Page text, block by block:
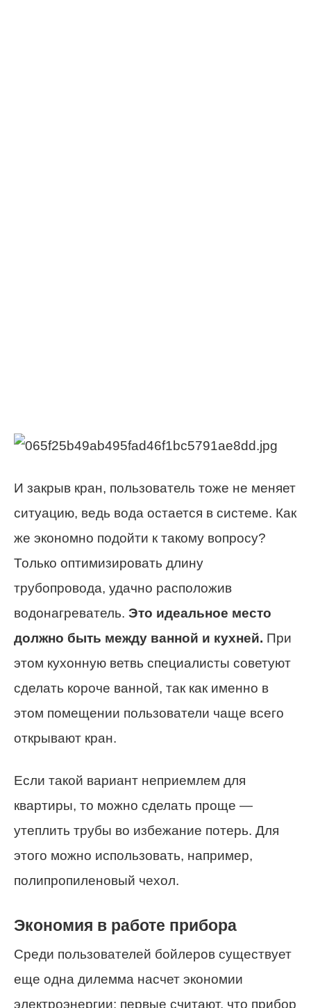
И закрыв кран, пользователь тоже не меняет
ситуацию, ведь вода остается в системе. Как
же экономно подойти к такому вопросу?
Только оптимизировать длину
трубопровода, удачно расположив
водонагреватель. Это идеальное место
должно быть между ванной и кухней. При
этом кухонную ветвь специалисты советуют
сделать короче ванной, так как именно в
этом помещении пользователи чаще всего
открывают кран.
Если такой вариант неприемлем для
квартиры, то можно сделать проще —
утеплить трубы во избежание потерь. Для
этого можно использовать, например,
полипропиленовый чехол.
Экономия в работе прибора
Среди пользователей бойлеров существует
еще одна дилемма насчет экономии
электроэнергии: первые считают, что прибор